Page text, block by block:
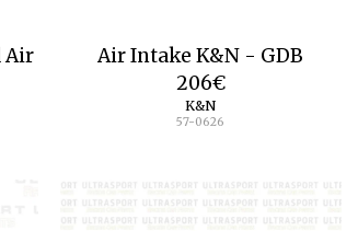
Air
Air Intake K&N - GDB
206€
K&N
57-0626